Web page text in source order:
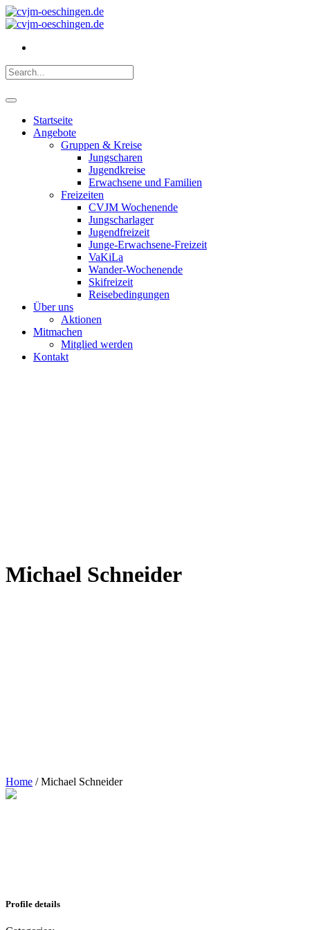
Startseite
Angebote
Gruppen & Kreise
Jungscharen
Jugendkreise
Erwachsene und Familien
Freizeiten
CVJM Wochenende
Jungscharlager
Jugendfreizeit
Junge-Erwachsene-Freizeit
VaKiLa
Wander-Wochenende
Skifreizeit
Reisebedingungen
Über uns
Aktionen
Mitmachen
Mitglied werden
Kontakt
Michael Schneider
Home /Michael Schneider
Profile details